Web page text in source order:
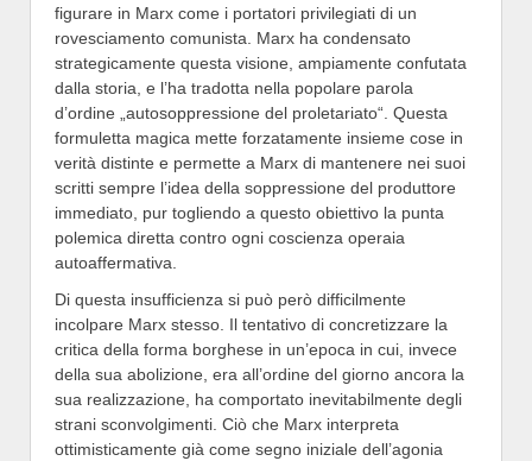
figurare in Marx come i portatori privilegiati di un
rovesciamento comunista. Marx ha condensato
strategicamente questa visione, ampiamente confutata
dalla storia, e l’ha tradotta nella popolare parola
d’ordine „autosoppressione del proletariato“. Questa
formuletta magica mette forzatamente insieme cose in
verità distinte e permette a Marx di mantenere nei suoi
scritti sempre l’idea della soppressione del produttore
immediato, pur togliendo a questo obiettivo la punta
polemica diretta contro ogni coscienza operaia
autoaffermativa.
Di questa insufficienza si può però difficilmente
incolpare Marx stesso. Il tentativo di concretizzare la
critica della forma borghese in un’epoca in cui, invece
della sua abolizione, era all’ordine del giorno ancora la
sua realizzazione, ha comportato inevitabilmente degli
strani sconvolgimenti. Ciò che Marx interpreta
ottimisticamente già come segno iniziale dell’agonia